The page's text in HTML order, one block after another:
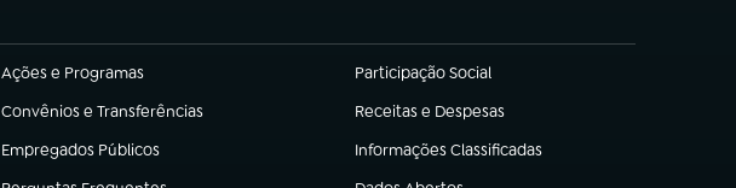
Ações e Programas
(abre em nova aba) Participação Social
(abre em nova aba)
Convênios e Transferências
(abre em nova aba) Receitas e Despesas
(abre em nova aba)
Empregados Públicos
(abre em nova aba) Informações Classificadas
(abre em nova aba)